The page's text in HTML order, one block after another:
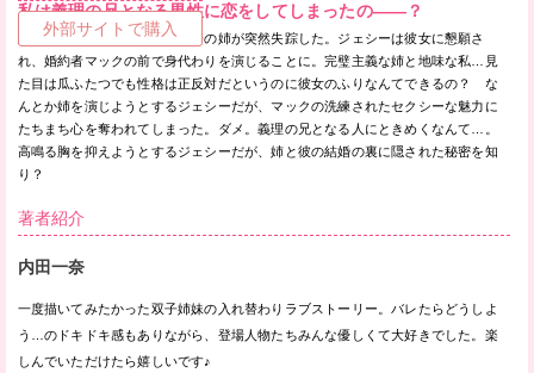
外部サイトで購入
私は義理の兄となる男性に恋をしてしまったの——？
結婚式を１週間後に控えた双子の姉が突然失踪した。ジェシーは彼女に懇願さ
れ、婚約者マックの前で身代わりを演じることに。完璧主義な姉と地味な私…見
た目は瓜ふたつでも性格は正反対だというのに彼女のふりなんてできるの？ な
んとか姉を演じようとするジェシーだが、マックの洗練されたセクシーな魅力に
たちまち心を奪われてしまった。ダメ。義理の兄となる人にときめくなんて…。
高鳴る胸を抑えようとするジェシーだが、姉と彼の結婚の裏に隠された秘密を知
り？
著者紹介
内田一奈
一度描いてみたかった双子姉妹の入れ替わりラブストーリー。バレたらどうしよ
う…のドキドキ感もありながら、登場人物たちみんな優しくて大好きでした。楽
しんでいただけたら嬉しいです♪